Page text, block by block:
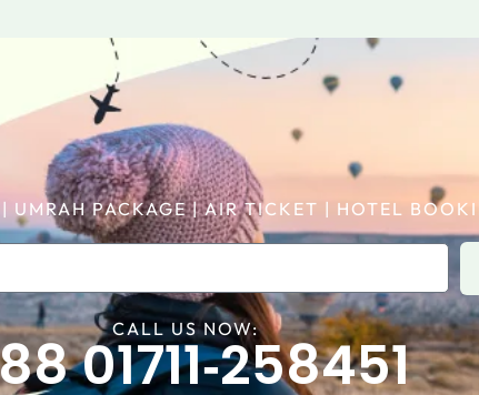
UMRAH PACKAGE | AIR TICKET | HOTEL
CALL US NOW:
01711‑258451